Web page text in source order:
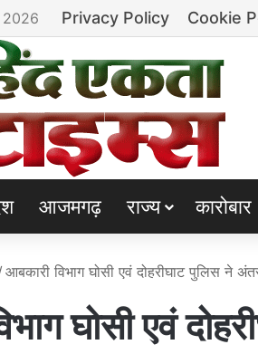
2026 Privacy Policy Cookie
आजमगढ़ राज्य कारोबार
आबकारी विभाग घोसी एवं दोहरीघाट पुलिस ने
घोसी एवं